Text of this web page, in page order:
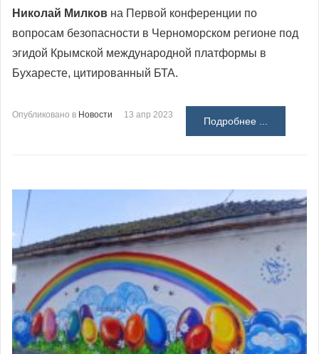
Николай Милков на Первой конференции по
вопросам безопасности в Черноморском регионе под
эгидой Крымской международной платформы в
Бухаресте, цитированный БТА.
Опубликовано в Новости 13 апр 2023
Подробнее ...